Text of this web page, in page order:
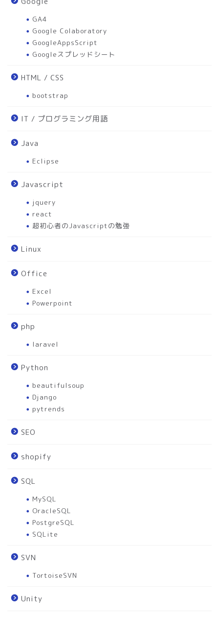
GA4
Google Colaboratory
GoogleAppsScript
Googleスプレッドシート
HTML / CSS
bootstrap
IT / プログラミング用語
Java
Eclipse
Javascript
jquery
react
超初心者のJavascriptの勉強
Linux
Office
Excel
Powerpoint
php
laravel
Python
beautifulsoup
Django
pytrends
SEO
shopify
SQL
MySQL
OracleSQL
PostgreSQL
SQLite
SVN
TortoiseSVN
Unity